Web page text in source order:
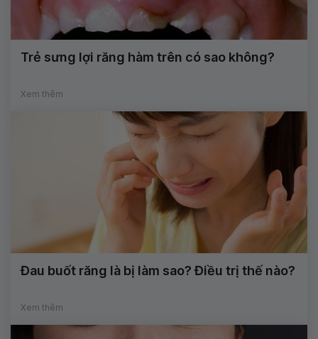
Trẻ sưng lợi răng hàm trên có sao không?
Xem thêm
Đau buốt răng là bị làm sao? Điều trị thế nào?
Xem thêm